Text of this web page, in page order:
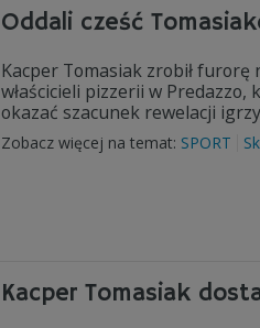
Oddali cześć
Kacper Tomasiak zrobił furorę
właścicieli pizzerii w Predazzo,
okazać szacunek rewelacji
Zobacz więcej na temat: SPORT
Kacper Tomasiak